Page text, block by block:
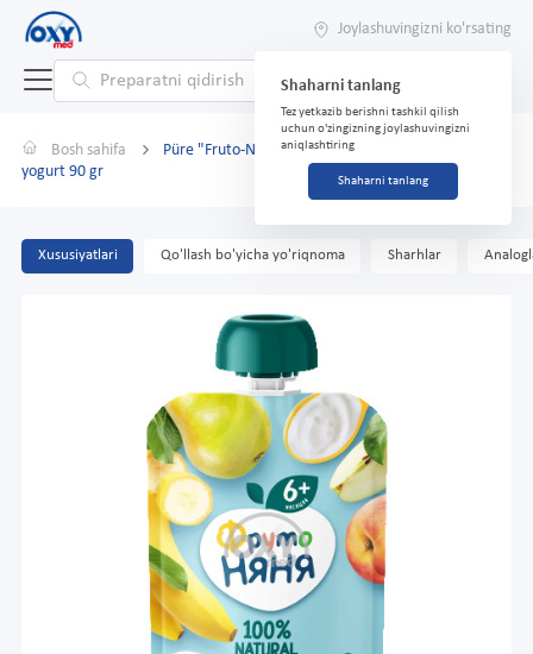
Joylashuvingizni ko'rsating
Shaharni tanlang
Tez yetkazib berishni tashkil qilish
uchun o'zingizning joylashuvingizni
aniqlashtiring
Shaharni tanlang
Bosh sahifa
Püre "Fruto-Nyanya" olma banan g'oz püre bilan
yogurt 90 gr
Xususiyatlari Qo'llash bo'yicha yo'riqnoma Sharhlar